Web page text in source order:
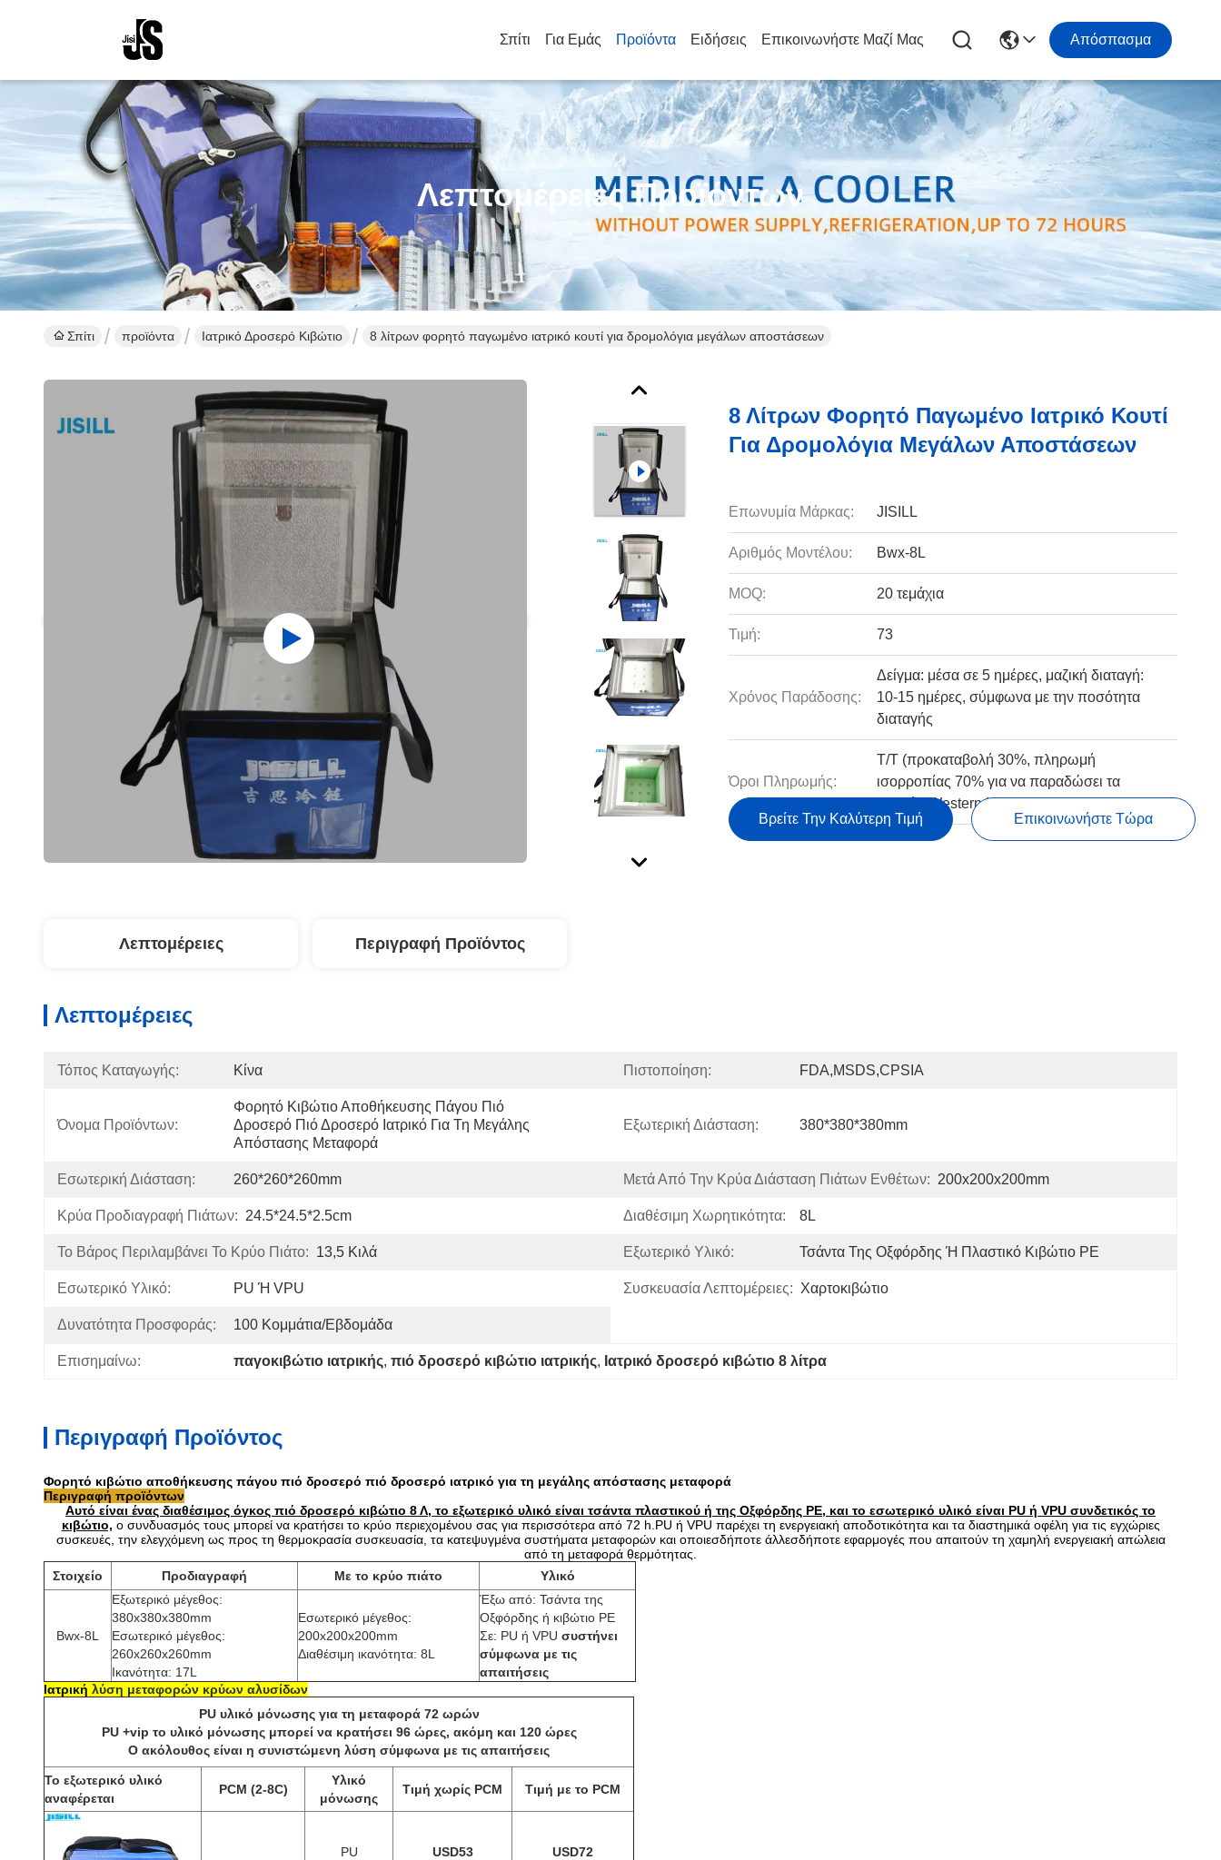
Σπίτι Για Εμάς Προϊόντα Ειδήσεις Επικοινωνήστε Μαζί Μας Απόσπασμα
Λεπτομέρειες Προϊόντων
Σπίτι προϊόντα Ιατρικό Δροσερό Κιβώτιο 8 λίτρων φορητό παγωμένο ιατρικό κουτί για δρομολόγια μεγάλων αποστάσεων
8 Λίτρων Φορητό Παγωμένο Ιατρικό Κουτί
Για Δρομολόγια Μεγάλων Αποστάσεων
Επωνυμία Μάρκας: JISILL
Αριθμός Μοντέλου: Bwx-8L
MOQ: 20 τεμάχια
Τιμή: 73
Χρόνος Παράδοσης:
Δείγμα: μέσα σε 5 ημέρες, μαζική διαταγή:
10-15 ημέρες, σύμφωνα με την ποσότητα
διαταγής
Όροι Πληρωμής:
T/T (προκαταβολή 30%, πληρωμή
ισορροπίας 70% για να παραδώσει τα
αγαθά), Western Union, Paypal
Βρείτε Την Καλύτερη Τιμή
Επικοινωνήστε Τώρα
Λεπτομέρειες Περιγραφή Προϊόντος
Λεπτομέρειες
Τόπος Καταγωγής: Κίνα Πιστοποίηση: FDA,MSDS,CPSIA
Όνομα Προϊόντων:
Φορητό Κιβώτιο Αποθήκευσης Πάγου Πιό
Δροσερό Πιό Δροσερό Ιατρικό Για Τη Μεγάλης
Απόστασης Μεταφορά
Εξωτερική Διάσταση: 380*380*380mm
Εσωτερική Διάσταση: 260*260*260mm Μετά Από Την Κρύα Διάσταση Πιάτων Ενθέτων: 200x200x200mm
Κρύα Προδιαγραφή Πιάτων: 24.5*24.5*2.5cm Διαθέσιμη Χωρητικότητα: 8L
Το Βάρος Περιλαμβάνει Το Κρύο Πιάτο: 13,5 Κιλά Εξωτερικό Υλικό: Τσάντα Της Οξφόρδης Ή Πλαστικό Κιβώτιο PE
Εσωτερικό Υλικό: PU Ή VPU Συσκευασία Λεπτομέρειες: Χαρτοκιβώτιο
Δυνατότητα Προσφοράς: 100 Κομμάτια/εβδομάδα
Επισημαίνω: παγοκιβώτιο ιατρικής, πιό δροσερό κιβώτιο ιατρικής, Ιατρικό δροσερό κιβώτιο 8 λίτρα
Περιγραφή Προϊόντος
Φορητό κιβώτιο αποθήκευσης πάγου πιό δροσερό πιό δροσερό ιατρικό για τη μεγάλης απόστασης μεταφορά
Περιγραφή προϊόντων
Αυτό είναι ένας διαθέσιμος όγκος πιό δροσερό κιβώτιο 8 Λ, το εξωτερικό υλικό είναι τσάντα πλαστικού ή της Οξφόρδης PE, και το εσωτερικό υλικό είναι PU ή VPU συνδετικός το
κιβώτιο, ο συνδυασμός τους μπορεί να κρατήσει το κρύο περιεχομένου σας για περισσότερα από 72 h.PU ή VPU παρέχει τη ενεργειακή αποδοτικότητα και τα διαστημικά οφέλη για τις εγχώριες
συσκευές, την ελεγχόμενη ως προς τη θερμοκρασία συσκευασία, τα κατεψυγμένα συστήματα μεταφορών και οποιεσδήποτε άλλεσδήποτε εφαρμογές που απαιτούν τη χαμηλή ενεργειακή απώλεια
από τη μεταφορά θερμότητας.
Στοιχείο
Προδιαγραφή Με το κρύο πιάτο Υλικό
Bwx-8L
Εξωτερικό μέγεθος:
380x380x380mm
Εσωτερικό μέγεθος:
260x260x260mm
Ικανότητα: 17L
Εσωτερικό μέγεθος:
200x200x200mm
Διαθέσιμη ικανότητα: 8L
Έξω από: Τσάντα της
Οξφόρδης ή κιβώτιο PE
Σε: PU ή VPU συστήνει
σύμφωνα με τις
απαιτήσεις
Ιατρική λύση μεταφορών κρύων αλυσίδων
PU υλικό μόνωσης για τη μεταφορά 72 ωρών
PU +vip το υλικό μόνωσης μπορεί να κρατήσει 96 ώρες, ακόμη και 120 ώρες
Ο ακόλουθος είναι η συνιστώμενη λύση σύμφωνα με τις απαιτήσεις
Το εξωτερικό υλικό
αναφέρεται
PCM (2-8C)
Υλικό
μόνωσης
Τιμή χωρίς PCM Τιμή με το PCM
PU USD53 USD72